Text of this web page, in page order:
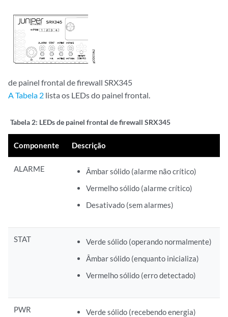
de painel frontal de firewall SRX345
A Tabela 2 lista os LEDs do painel frontal.
Tabela 2: LEDs de painel frontal de firewall SRX345
Componente Descrição
ALARME
Âmbar sólido (alarme não crítico)
Vermelho sólido (alarme crítico)
Desativado (sem alarmes)
STAT
Verde sólido (operando normalmente)
Âmbar sólido (enquanto inicializa)
Vermelho sólido (erro detectado)
PWR
Verde sólido (recebendo energia)